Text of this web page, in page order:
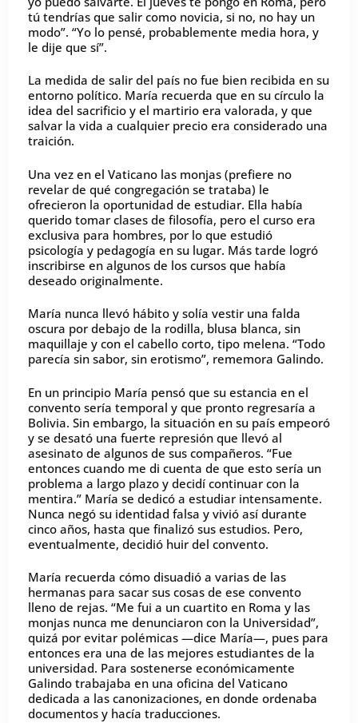
tú tendrías que salir como novicia, si no, no hay un
modo”. “Yo lo pensé, probablemente media hora, y
le dije que sí”.
La medida de salir del país no fue bien recibida en su
entorno político. María recuerda que en su círculo la
idea del sacrificio y el martirio era valorada, y que
salvar la vida a cualquier precio era considerado una
traición.
Una vez en el Vaticano las monjas (prefiere no
revelar de qué congregación se trataba) le
ofrecieron la oportunidad de estudiar. Ella había
querido tomar clases de filosofía, pero el curso era
exclusiva para hombres, por lo que estudió
psicología y pedagogía en su lugar. Más tarde logró
inscribirse en algunos de los cursos que había
deseado originalmente.
María nunca llevó hábito y solía vestir una falda
oscura por debajo de la rodilla, blusa blanca, sin
maquillaje y con el cabello corto, tipo melena. “Todo
parecía sin sabor, sin erotismo”, rememora Galindo.
En un principio María pensó que su estancia en el
convento sería temporal y que pronto regresaría a
Bolivia. Sin embargo, la situación en su país empeoró
y se desató una fuerte represión que llevó al
asesinato de algunos de sus compañeros. “Fue
entonces cuando me di cuenta de que esto sería un
problema a largo plazo y decidí continuar con la
mentira.” María se dedicó a estudiar intensamente.
Nunca negó su identidad falsa y vivió así durante
cinco años, hasta que finalizó sus estudios. Pero,
eventualmente, decidió huir del convento.
María recuerda cómo disuadió a varias de las
hermanas para sacar sus cosas de ese convento
lleno de rejas. “Me fui a un cuartito en Roma y las
monjas nunca me denunciaron con la Universidad”,
quizá por evitar polémicas —dice María—, pues para
entonces era una de las mejores estudiantes de la
universidad. Para sostenerse económicamente
Galindo trabajaba en una oficina del Vaticano
dedicada a las canonizaciones, en donde ordenaba
documentos y hacía traducciones.